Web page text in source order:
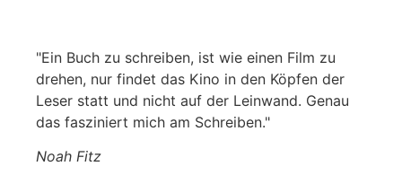
"Ein Buch zu schreiben, ist wie einen Film zu
drehen, nur findet das Kino in den Köpfen der
Leser statt und nicht auf der Leinwand. Genau
das fasziniert mich am Schreiben."
Noah Fitz